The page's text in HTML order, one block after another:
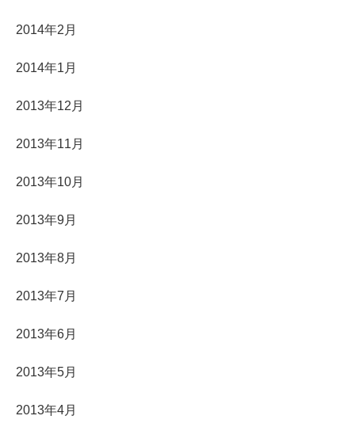
2014年2月
2014年1月
2013年12月
2013年11月
2013年10月
2013年9月
2013年8月
2013年7月
2013年6月
2013年5月
2013年4月